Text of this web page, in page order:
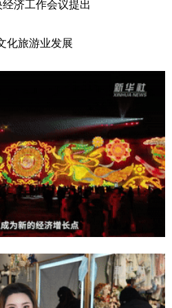
济工作会议提出
化旅游业发展